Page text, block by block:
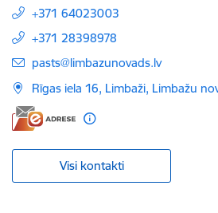
+371 64023003
+371 28398978
E-pasts:
pasts@limbazunovads.lv
Rīgas iela 16, Limbaži, Limbažu
Visi kontakti